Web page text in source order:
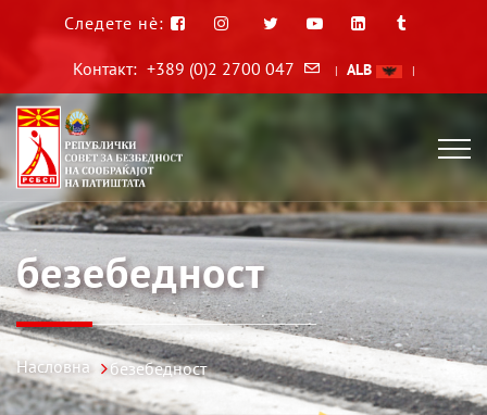
Следете нè:
Контакт: +389 (0)2 2700 047 | ALB |
безебедност
Насловна безебедност